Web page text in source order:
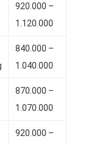
920.000 –
1.120.000
840.000 –
1.040.000
870.000 –
1.070.000
920.000 –